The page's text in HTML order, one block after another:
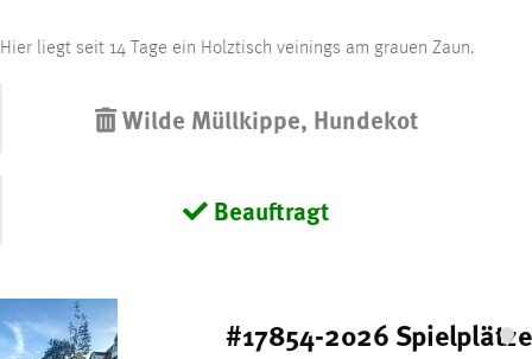
Hier liegt seit 14 Tage ein Holztisch veinings am grauen Zaun.
Wilde Müllkippe, Hundekot
Beauftragt
#17854-2026 Spielplätze